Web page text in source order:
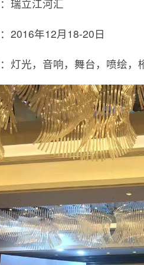
：瑞立江河汇
：2016年12月18-20日
：灯光，音响，舞台，喷绘，